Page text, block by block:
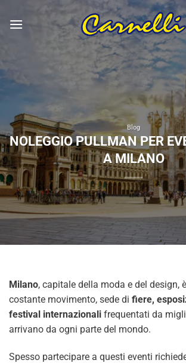
Blog
NOLEGGIO PULLMAN PER
A MILANO
Milano, capitale della moda e del design,
costante movimento, sede di fiere,
festival internazionali frequentati da
arrivano da ogni parte del mondo.
Spesso partecipare a questi eventi